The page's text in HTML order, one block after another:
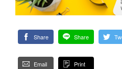
Share Share
Email Print